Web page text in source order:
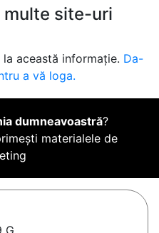
multe site-uri
această informație. Da-
a vă loga.
dumneavoastră?
materialele de